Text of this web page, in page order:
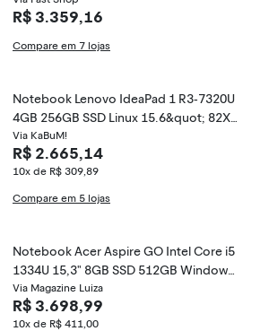
R$ 3.359,16
Compare em 7 lojas
Notebook Lenovo IdeaPad 1 R3-7320U
4GB 256GB SSD Linux 15.6&quot; 82X5
S00600 Cloud Grey
Via KaBuM!
R$ 2.665,14
10x de R$ 309,89
Compare em 5 lojas
Notebook Acer Aspire GO Intel Core i5
1334U 15,3" 8GB SSD 512GB Windows
11 AG15-51P-54EE
Via Magazine Luiza
R$ 3.698,99
10x de R$ 411,00